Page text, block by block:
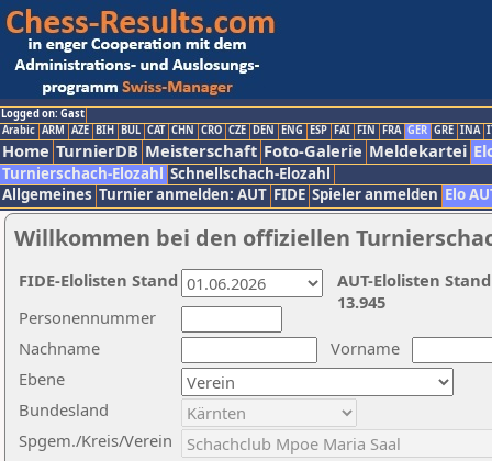
Logged on: Gast
Arabic ARM AZE BIH BUL CAT CHN CRO CZE DEN ENG ESP FAI FIN FRA GER GRE INA
Home TurnierDB Meisterschaft Foto-Galerie Meldekartei
Turnierschach-Elozahl Schnellschach-Elozahl
Allgemeines Turnier anmelden: AUT FIDE Spieler anmelden Elo
Willkommen bei den offiziellen
Nachname
Vorname
Ebene
Personennummer
Bundesland
Spgem./Kreis/Verein
AUT-Elolisten
13.945
FIDE-Elolisten Stand